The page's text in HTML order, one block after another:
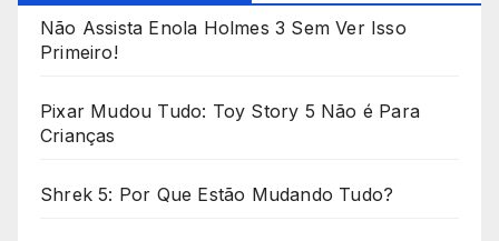
Não Assista Enola Holmes 3 Sem Ver Isso
Primeiro!
Pixar Mudou Tudo: Toy Story 5 Não é Para
Crianças
Shrek 5: Por Que Estão Mudando Tudo?